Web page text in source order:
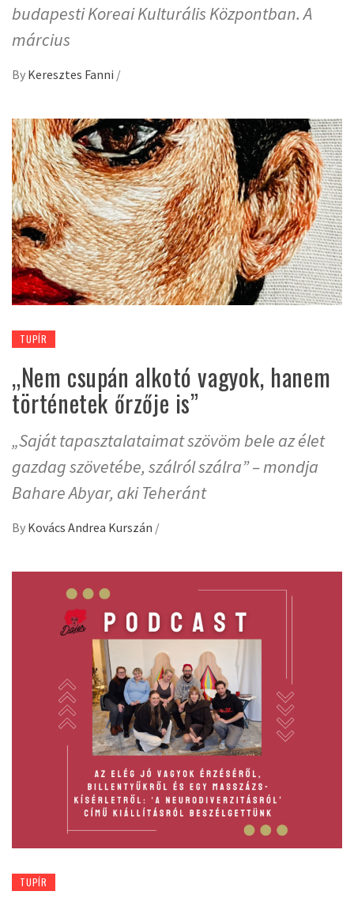
budapesti Koreai Kulturális Központban. A
március
By Keresztes Fanni /
TUPÍR
„Nem csupán alkotó vagyok, hanem
történetek őrzője is”
„Saját tapasztalataimat szövöm bele az élet
gazdag szövetébe, szálról szálra” – mondja
Bahare Abyar, aki Teheránt
By Kovács Andrea Kurszán /
TUPÍR